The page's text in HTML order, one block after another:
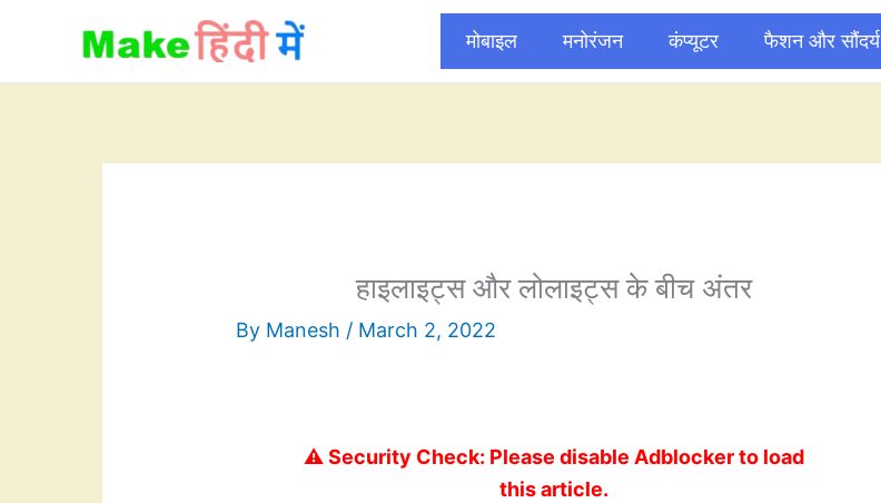
content
मोबाइल मनोरंजन कंप्यूटर फैशन और सौंदर्य
हाइलाइट्स और लोलाइट्स के बीच अंतर
By Manesh / March 2, 2022
⚠️ Security Check: Please disable Adblocker to load
this article.